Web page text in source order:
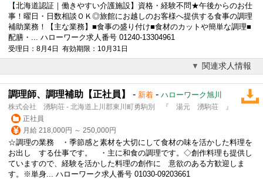
【北海道認証｜働きやすい介護施設】資格・経験不問★午後からのお仕
事！曜日・日数相談ＯＫ◎旅館にお越しのお客様へ提供する食事の調理
補助業務！【主な業務】■食事の盛り付け■食材のカットや簡単な調理■
配膳・... ハローワーク求人番号 01240-13304961
受理日：8月4日 有効期限：10月31日
関連求人情報
調理師、調理補助【正社員】 - 新着 - ハローワーク旭川
株式会社 湧駒荘 - 北海道上川郡東川町勇駒別 『 湯元 湧駒荘 』
正社員
月給 218,000円 ～ 250,000円
☆調理の業務 ・季節感と素材を大切にして食材の味を活かした料理を
お出し する仕事です。 ・主に和食の調理です。◇創作料理も提供し
ていますので、経験を活かした料理の創作に 意欲のある方歓迎しま
す。※単身... ハローワーク求人番号 01030-09203661